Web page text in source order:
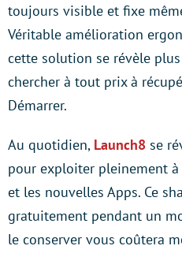
toujours visible et fixe
Véritable amélioration
cette solution se révèle
chercher à tout prix à
Démarrer.
Au quotidien, Launch8 se
pour exploiter pleinement
et les nouvelles Apps. Ce
gratuitement pendant un
le conserver vous coûtera